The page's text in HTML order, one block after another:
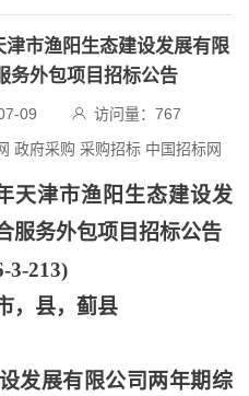
市渔阳生态建设发展有限
务外包项目招标公告
09 访问量： 767
政府采购 采购招标 中国招标网
天津市渔阳生态建设发
服务外包项目招标公告
3-213)
，县，蓟县
发展有限公司两年期综